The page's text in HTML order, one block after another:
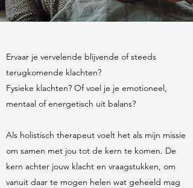
Ervaar je vervelende blijvende of steeds
terugkomende klachten?
Fysieke klachten? Of voel je je emotioneel,
mentaal of energetisch uit balans?
Als holistisch therapeut voelt het als mijn missie
om samen met jou tot de kern te komen. De
kern achter jouw klacht en vraagstukken, om
vanuit daar te mogen helen wat geheeld mag